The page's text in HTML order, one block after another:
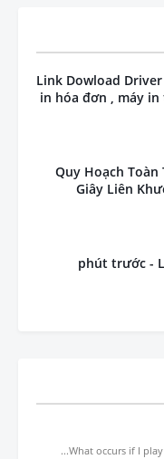
Link Dowload
in hóa đơn , máy
Quy Hoạch Toàn
Giây Liên
3 phút trước -
What occurs if I play